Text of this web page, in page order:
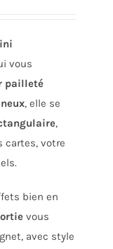
vous
pailleté
, elle se
,
cartes, votre
bien en
vous
avec style